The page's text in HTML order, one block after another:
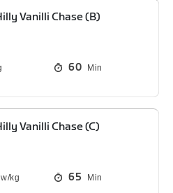
Vanilli Chase (B)
60 Min
Vanilli Chase (C)
65 Min